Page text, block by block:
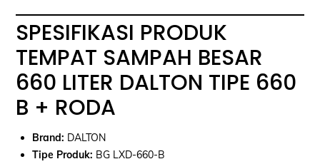
SPESIFIKASI PRODUK
TEMPAT SAMPAH BESAR
660 LITER DALTON TIPE 660
B + RODA
Brand: DALTON
Tipe Produk: BG LXD-660-B